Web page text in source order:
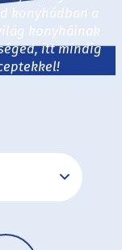
konyhádban a
konyháinak
itt mindig